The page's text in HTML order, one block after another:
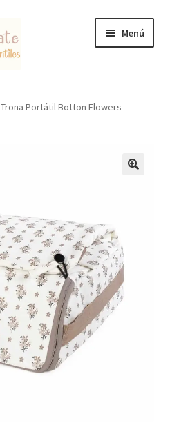
Menú
Trona Portátil Botton Flowers